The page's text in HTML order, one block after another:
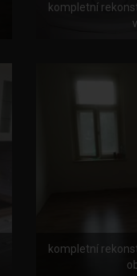
kompletní
kompletní